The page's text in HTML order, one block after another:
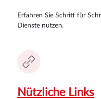
Erfahren Sie Schritt für
Dienste nutzen.
Nützliche Links